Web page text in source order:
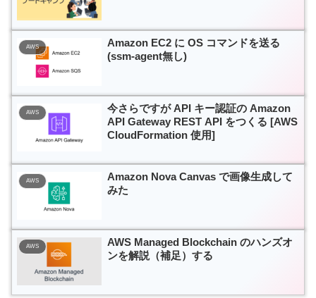
AWS
Amazon EC2 に OS コマンドを送る
(ssm-agent無し)
AWS
今さらですが API キー認証の Amazon
API Gateway REST API をつくる [AWS
CloudFormation 使用]
AWS
Amazon Nova Canvas で画像生成して
みた
AWS
AWS Managed Blockchain のハンズオ
ンを解説（補足）する